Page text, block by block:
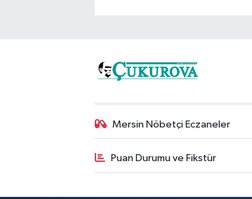
Mersin Nöbetçi Eczaneler
Puan Durumu ve Fikstür